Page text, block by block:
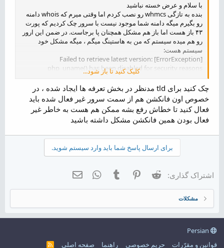
با سلام و عرض خسته نباشید
بنده به تازگی whmcs رو نصب کردم اما وقتی میرم که whois دامنه
رو بگیرم میگه دامنه شما موجود نیست با سرور چک کردیم که پورت
۴۳ باز هست اما باز هم مشکل همچنان پا برجاست. در ضمن این ارور
رو هم میده سیستم که من به هاستینگ میگم ، میگه مشکل خود
سیستم هست:
Failed to retrieve latest version: [ErrorException]
php_uname() has been disabled for security reasons
ممنون میشم راهنمایی کنید.
کلیک کنید تا باز شود...
چک کنید برای tld مدنظر در بخش تعرفه ها ایجاد شده ، در
خصوص اون فانکشن هم از سمت سرور غیر فعال شده باید
فعال کنید تا خطاش رفع بشه ممکن هم هست به خاطر غیر
فعال بودن همین فانکشن مشکل داشته باشید
برای ارسال پاسخ شما باید وارد سیستم شوید.
اشتراک گذاری: Reddit
Pinterest
Tumblr
WhatsApp
مشکلات
قوانین و مقرّرات
حریم خصوصی راهنما صفحه اصلی
R